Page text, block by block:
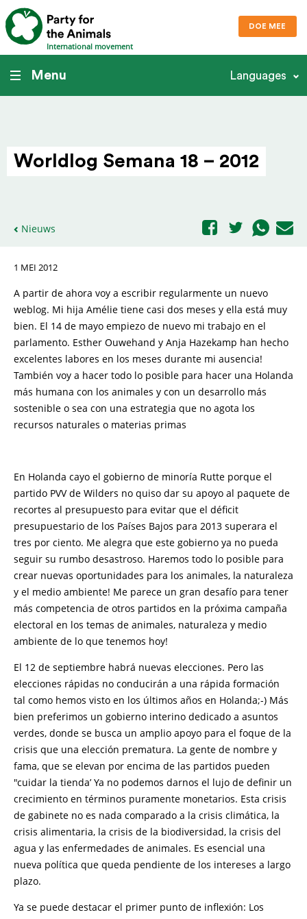
International movement
DOE MEE
Menu Languages
Worldlog Semana 18 – 2012
Nieuws
1 MEI 2012
A partir de ahora voy a escribir regularmente un nuevo
weblog. Mi hija Amélie tiene casi dos meses y ella está muy
bien. El 14 de mayo empiezo de nuevo mi trabajo en el
parlamento. Esther Ouwehand y Anja Hazekamp han hecho
excelentes labores en los meses durante mi ausencia!
También voy a hacer todo lo posible para hacer una Holanda
más humana con los animales y con un desarrollo más
sostenible o sea con una estrategia que no agota los
recursos naturales o materias primas
En Holanda cayo el gobierno de minoría Rutte porque el
partido PVV de Wilders no quiso dar su apoyo al paquete de
recortes al presupuesto para evitar que el déficit
presupuestario de los Países Bajos para 2013 superara el
tres por ciento. Me alegra que este gobierno ya no pueda
seguir su rumbo desastroso. Haremos todo lo posible para
crear nuevas oportunidades para los animales, la naturaleza
y el medio ambiente! Me parece un gran desafío para tener
más competencia de otros partidos en la próxima campaña
electoral en los temas de animales, naturaleza y medio
ambiente de lo que tenemos hoy!
El 12 de septiembre habrá nuevas elecciones. Pero las
elecciones rápidas no conducirán a una rápida formación
tal como hemos visto en los últimos años en Holanda;-) Más
bien preferimos un gobierno interino dedicado a asuntos
verdes, donde se busca un amplio apoyo para el foque de la
crisis que una elección prematura. La gente de nombre y
fama, que se elevan por encima de las partidos pueden
"cuidar la tienda’ Ya no podemos darnos el lujo de definir un
crecimiento en términos puramente monetarios. Esta crisis
de gabinete no es nada comparado a la crisis climática, la
crisis alimentaria, la crisis de la biodiversidad, la crisis del
agua y las enfermedades de animales. Es esencial una
nueva política que queda pendiente de los intereses a largo
plazo.
Ya se puede destacar el primer punto de inflexión: Los